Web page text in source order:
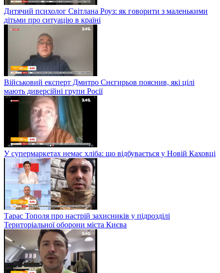
Дитячий психолог Світлана Роуз: як говорити з маленькими
дітьми про ситуацію в країні
Військовий експерт Дмитро Снєгирьов пояснив, які цілі
мають диверсійні групи Росії
У супермаркетах немає хліба: що відбувається у Новій Каховці
Тарас Тополя про настрій захисників у підрозділі
Територіальної оборони міста Києва